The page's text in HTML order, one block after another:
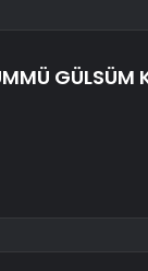
GÜLSÜM